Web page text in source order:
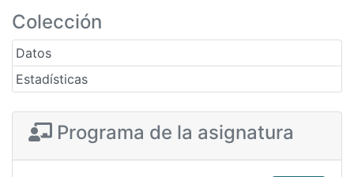
Colección
Datos
Estadísticas
Programa de la asignatura